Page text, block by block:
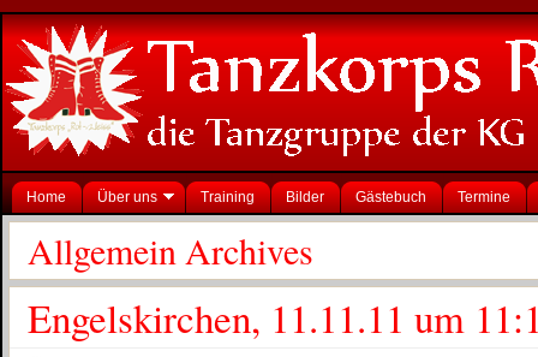
Home Über uns Training Bilder Gästebuch Termine
Allgemein Archives
Engelskirchen, 11.11.11 um